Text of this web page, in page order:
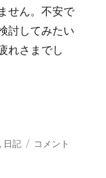
せん。不安で
討してみたい
れさまでし
, 日記
『【Splatoon2】
コメント